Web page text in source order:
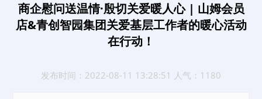
商企慰问送温情·殷切关爱暖人心 | 山姆会员
店&青创智园集团关爱基层工作者的暖心活动
在行动！
发布时间：2022-08-11 13:28:51 人气：1180